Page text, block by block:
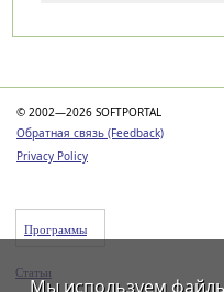
© 2002—2026 SOFTPORTAL
Обратная связь (Feedback)
Privacy Policy
Программы
Статьи
Мы используем